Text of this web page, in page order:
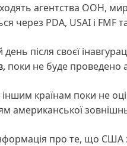
агентства ООН,
через PDA, USAI і FMF
після своєї
поки не буде проведено
країнам поки не
американської
про те, що США